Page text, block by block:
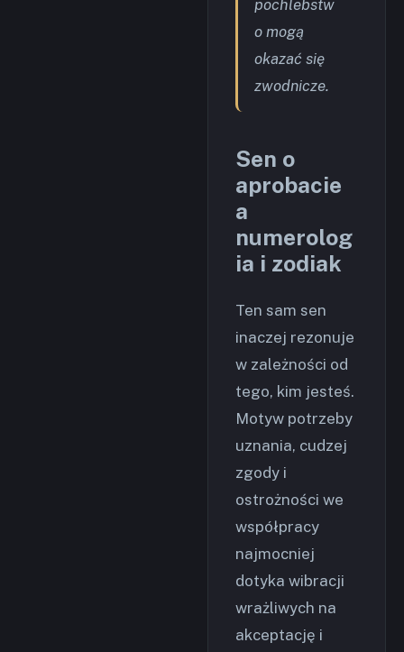
pochlebstw
o mogą
okazać się
zwodnicze.
Sen o
aprobacie
a
numerolog
ia i zodiak
Ten sam sen
inaczej rezonuje
w zależności od
tego, kim jesteś.
Motyw potrzeby
uznania, cudzej
zgody i
ostrożności we
współpracy
najmocniej
dotyka wibracji
wrażliwych na
akceptację i